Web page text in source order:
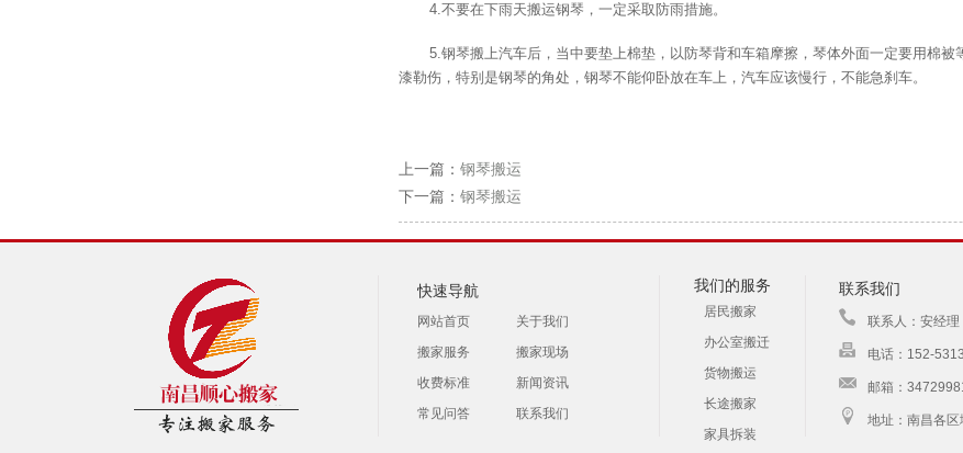
4.不要在下雨天搬运钢琴，一定采取防雨措施。
5.钢琴搬上汽车后，当中要垫上棉垫，以防琴背和车箱摩擦，琴体外面一定要用棉
漆勒伤，特别是钢琴的角处，钢琴不能仰卧放在车上，汽车应该慢行，不能急刹车。
上一篇： 钢琴搬运
下一篇： 钢琴搬运
快速导航
网站首页
关于我们
搬家服务
搬家现场
收费标准
新闻资讯
常见问答
联系我们
我们的服务
居民搬家
办公室搬迁
货物搬运
长途搬家
家具拆装
联系我们
联系人：安经理
电话：152-
邮箱：
地址：南昌各